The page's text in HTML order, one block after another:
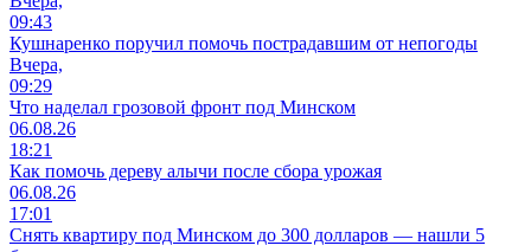
09:43
Кушнаренко поручил помочь пострадавшим от непогоды
Вчера,
09:29
Что наделал грозовой фронт под Минском
06.08.26
18:21
Как помочь дереву алычи после сбора урожая
06.08.26
17:01
Снять квартиру под Минском до 300 долларов — нашли 5